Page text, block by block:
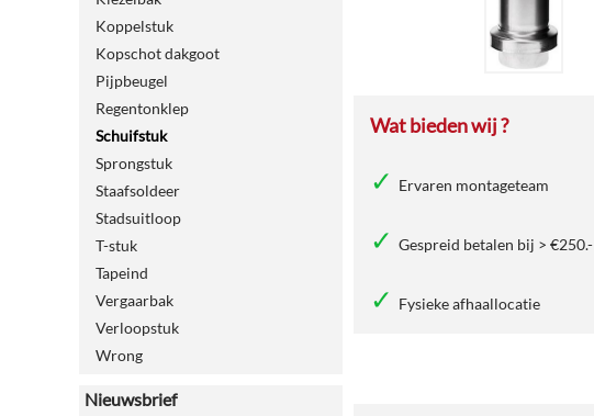
Koppelstuk
Kopschot dakgoot
Pijpbeugel
Regentonklep
Schuifstuk
Sprongstuk
Staafsoldeer
Stadsuitloop
T-stuk
Tapeind
Vergaarbak
Verloopstuk
Wrong
Nieuwsbrief
Wat bieden wij ?
Ervaren montageteam
Gespreid betalen bij > €250.-
Fysieke afhaallocatie